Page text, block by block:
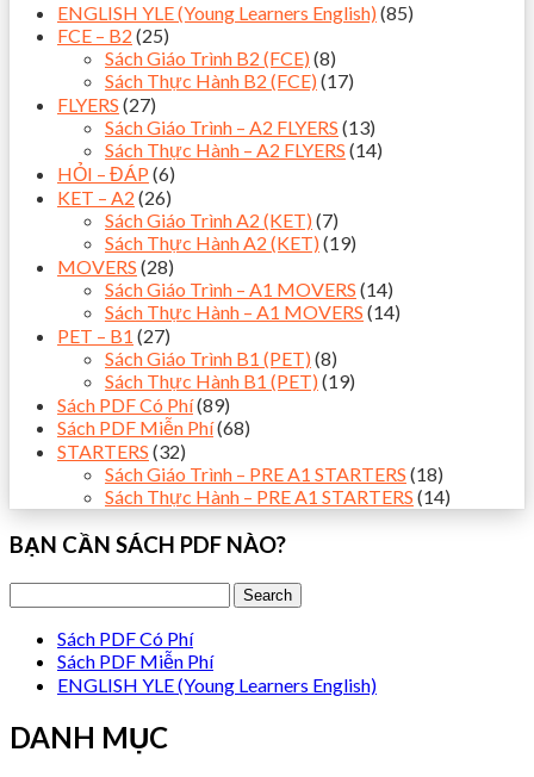
ENGLISH YLE (Young Learners English) (85)
FCE – B2 (25)
Sách Giáo Trình B2 (FCE) (8)
Sách Thực Hành B2 (FCE) (17)
FLYERS (27)
Sách Giáo Trình – A2 FLYERS (13)
Sách Thực Hành – A2 FLYERS (14)
HỎI – ĐÁP (6)
KET – A2 (26)
Sách Giáo Trình A2 (KET) (7)
Sách Thực Hành A2 (KET) (19)
MOVERS (28)
Sách Giáo Trình – A1 MOVERS (14)
Sách Thực Hành – A1 MOVERS (14)
PET – B1 (27)
Sách Giáo Trình B1 (PET) (8)
Sách Thực Hành B1 (PET) (19)
Sách PDF Có Phí(89)
Sách PDF Miễn Phí(68)
STARTERS (32)
Sách Giáo Trình – PRE A1 STARTERS (18)
Sách Thực Hành – PRE A1 STARTERS (14)
BẠN CẦN SÁCH PDF NÀO?
Sách PDF Có Phí
Sách PDF Miễn Phí
ENGLISH YLE (Young Learners English)
DANH MỤC